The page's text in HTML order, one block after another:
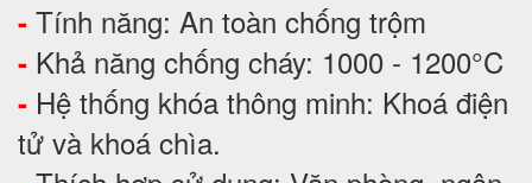
- Tính năng: An toàn chống trộm
- Khả năng chống cháy: 1000 - 1200°C
- Hệ thống khóa thông minh: Khoá điện
tử và khoá chìa.